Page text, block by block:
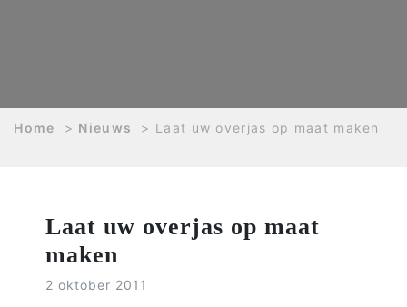
Home > Nieuws > Laat uw overjas op maat maken
Laat uw overjas op maat
maken
2 oktober 2011